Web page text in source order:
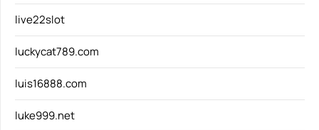
live22slot
luckycat789.com
luis16888.com
luke999.net